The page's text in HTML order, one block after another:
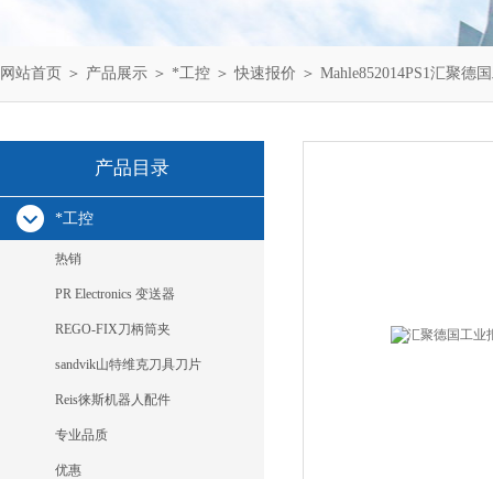
网站首页 ＞ 产品展示 ＞ *工控 ＞快速报价 ＞ Mahle852014PS1汇聚德
产品目录
*工控
热销
PR Electronics 变送器
REGO-FIX刀柄筒夹
sandvik山特维克刀具刀片
Reis徕斯机器人配件
专业品质
优惠